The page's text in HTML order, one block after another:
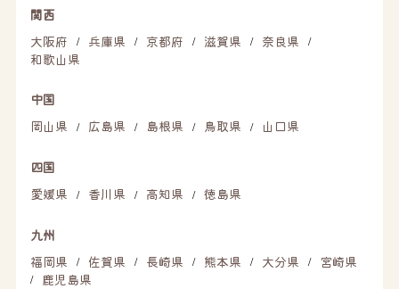
関西
大阪府
/ 兵庫県 / 京都府 / 滋賀県 / 奈良県 /
和歌山県
中国
岡山県
/ 広島県 / 島根県 / 鳥取県 / 山口県
四国
愛媛県
/ 香川県 / 高知県 / 徳島県
九州
福岡県
/ 佐賀県 / 長崎県 / 熊本県 / 大分県 / 宮崎県
/ 鹿児島県